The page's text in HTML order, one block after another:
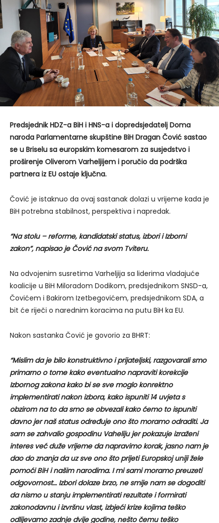
Predsjednik HDZ-a BiH i HNS-a i dopredsjedatelj Doma
naroda Parlamentarne skupštine BiH Dragan Čović sastao
se u Briselu sa europskim komesarom za susjedstvo i
proširenje Oliverom Varheljijem i poručio da podrška
partnera iz EU ostaje ključna.
Čović je istaknuo da ovaj sastanak dolazi u vrijeme kada je
BiH potrebna stabilnost, perspektiva i napredak.
“Na stolu – reforme, kandidatski status, izbori i Izborni
zakon”, napisao je Čović na svom Tviteru.
Na odvojenim susretima Varheljija sa liderima vladajuće
koalicije u BiH Miloradom Dodikom, predsjednikom SNSD-a,
Čovićem i Bakirom Izetbegovićem, predsjednikom SDA, a
bit će riječi o narednim koracima na putu BiH ka EU.
Nakon sastanka Čović je govorio za BHRT:
“Mislim da je bilo konstruktivno i prijateljski, razgovarali smo
primarno o tome kako eventualno napraviti korekcije
Izbornog zakona kako bi se sve moglo konrektno
implementirati nakon izbora, kako ispuniti 14 uvjeta s
obzirom na to da smo se obvezali kako ćemo to ispuniti
davno jer naš status određuje ono što moramo odraditi. Ja
sam se zahvalio gospodinu Vaheliju jer pokazuje izraženi
interes već duže vrijeme da napravimo korak, jasno nam je
dao do znanja da uz sve ono što prijeti Europskoj uniji žele
pomoći BiH i našim narodima. I mi sami moramo preuzeti
odgovornost… Izbori dolaze brzo, ne smije nam se dogoditi
da nismo u stanju implementirati rezultate i formirati
zakonodavnu i izvršnu vlast, izbjeći krize kojima teško
odlijevamo zadnje dvije godine, nešto čemu teško